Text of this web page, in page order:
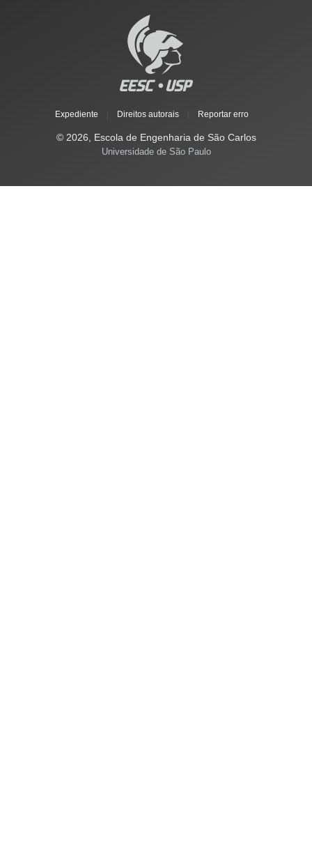
Expediente Direitos autorais Reportar erro
© 2026, Escola de Engenharia de São Carlos
Universidade de São Paulo